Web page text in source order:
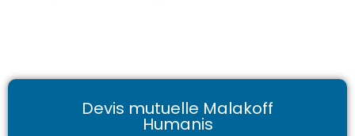
Devis mutuelle Malakoff
Humanis